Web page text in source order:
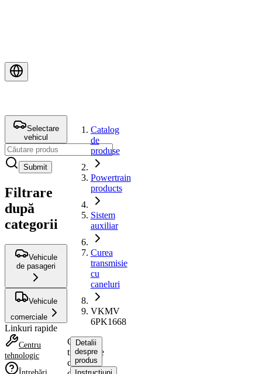
Selectare
vehicul
Submit
Filtrare
după
categorii
Vehicule
de pasageri
Vehicule
comerciale
Linkuri rapide
Centru
tehnologic
Catalog
de
produse
Powertrain
products
Sistem
auxiliar
Curea
transmisie
cu
caneluri
VKMV
6PK1668
Curea
transmisie
cu
Detalii
despre
produs